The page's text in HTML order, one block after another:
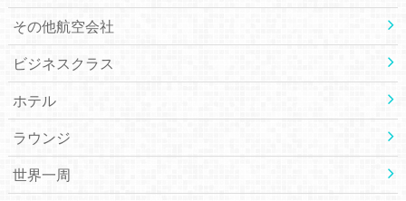
その他航空会社
ビジネスクラス
ホテル
ラウンジ
世界一周